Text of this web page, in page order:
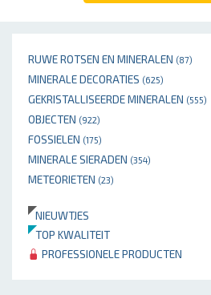
RUWE ROTSEN EN MINERALEN (87)
MINERALE DECORATIES (625)
GEKRISTALLISEERDE MINERALEN (555)
OBJECTEN (922)
FOSSIELEN (175)
MINERALE SIERADEN (354)
METEORIETEN (23)
NIEUWTJES
TOP KWALITEIT
PROFESSIONELE PRODUCTEN